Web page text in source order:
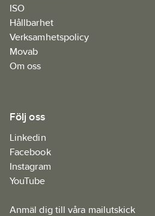
ISO
Hållbarhet
Verksamhetspolicy
Movab
Om oss
Följ oss
Linkedin
Facebook
Instagram
YouTube
Anmäl dig till våra mailutskick